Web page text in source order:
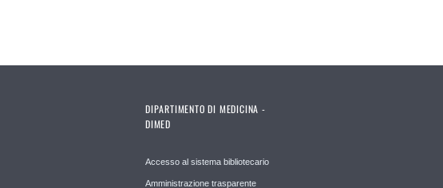
DIPARTIMENTO DI MEDICINA -
DIMED
Accesso al sistema bibliotecario
Amministrazione trasparente